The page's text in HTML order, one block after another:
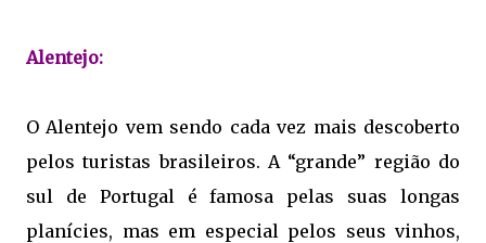
Alentejo:
O Alentejo vem sendo cada vez mais descoberto
pelos turistas brasileiros. A “grande” região do
sul de Portugal é famosa pelas suas longas
planícies, mas em especial pelos seus vinhos,